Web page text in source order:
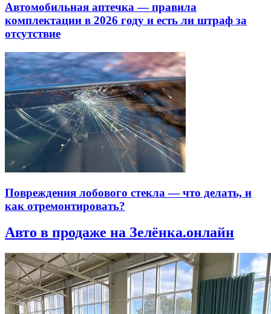
Автомобильная аптечка — правила
комплектации в 2026 году и есть ли штраф за
отсутствие
Повреждения лобового стекла — что делать, и
как отремонтировать?
Авто в продаже на Зелёнка.онлайн